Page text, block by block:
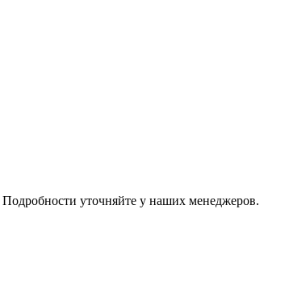
Подробности уточняйте у наших менеджеров.